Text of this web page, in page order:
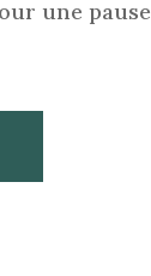
une pause